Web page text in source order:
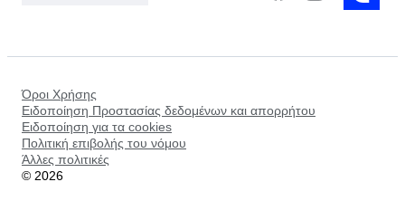
Όροι Χρήσης
Ειδοποίηση Προστασίας δεδομένων και απορρήτου
Ειδοποίηση για τα cookies
Πολιτική επιβολής του νόμου
Άλλες πολιτικές
© 2026